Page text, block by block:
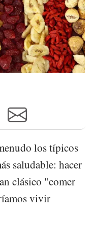
los típicos
saludable: hacer
clásico "comer
vivir